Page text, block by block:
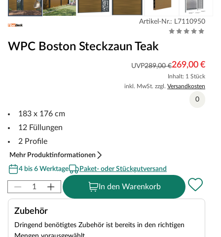
Artikel-Nr.: L7110950
WPC Boston Steckzaun Teak
UVP289,00 €269,00 €
Inhalt: 1 Stück
inkl. MwSt. zzgl. Versandkosten
0
183 x 176 cm
12 Füllungen
2 Profile
Mehr Produktinformationen
4 bis 6 Werktage
Paket- oder Stückgutversand
In den Warenkorb
Zubehör
Dringend benötigtes Zubehör ist bereits in den richtigen